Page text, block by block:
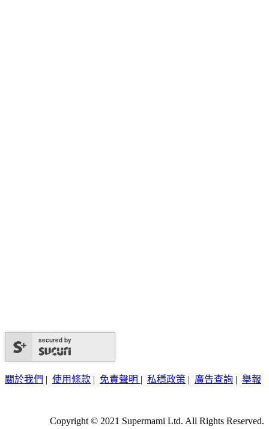
secured by
關於我們 | 使用條款 | 免責聲明 | 私穩政策 | 廣告查詢 | 舉報
Copyright © 2021 Supermami Ltd. All Rights Reserved.